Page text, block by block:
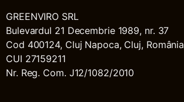
GREENVIRO SRL
Bulevardul 21 Decembrie 1989, nr. 37
Cod 400124, Cluj Napoca, Cluj, România
CUI 27159211
Nr. Reg. Com. J12/1082/2010